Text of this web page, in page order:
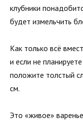
клубники
будет измельчить
Как только всё
и если не
положите толстый
см.
Это «живое»